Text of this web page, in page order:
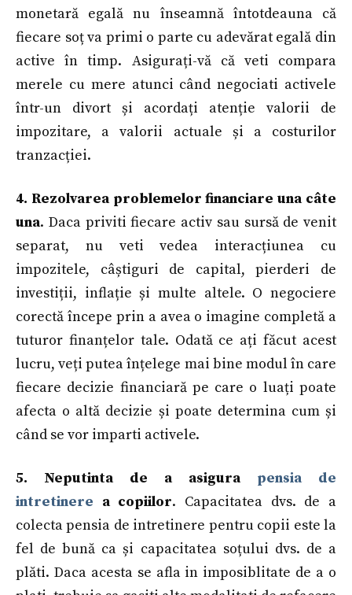
monetară egală nu înseamnă întotdeauna că
fiecare soț va primi o parte cu adevărat egală din
active în timp. Asigurați-vă că veti compara
merele cu mere atunci când negociati activele
într-un divort și acordați atenție valorii de
impozitare, a valorii actuale și a costurilor
tranzacției.
4. Rezolvarea problemelor financiare una câte
una. Daca priviti fiecare activ sau sursă de venit
separat, nu veti vedea interacțiunea cu
impozitele, câștiguri de capital, pierderi de
investiții, inflație și multe altele. O negociere
corectă începe prin a avea o imagine completă a
tuturor finanțelor tale. Odată ce ați făcut acest
lucru, veți putea înțelege mai bine modul în care
fiecare decizie financiară pe care o luați poate
afecta o altă decizie și poate determina cum și
când se vor imparti activele.
5. Neputinta de a asigura pensia de
intretinere a copiilor. Capacitatea dvs. de a
colecta pensia de intretinere pentru copii este la
fel de bună ca și capacitatea soțului dvs. de a
plăti. Daca acesta se afla in imposiblitate de a o